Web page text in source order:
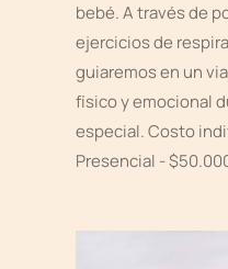
bebé. A través de
ejercicios de
guiaremos en un
físico y emocional
especial. Costo
Presencial -